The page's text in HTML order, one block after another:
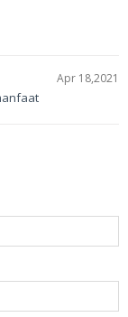
Apr 18,2021